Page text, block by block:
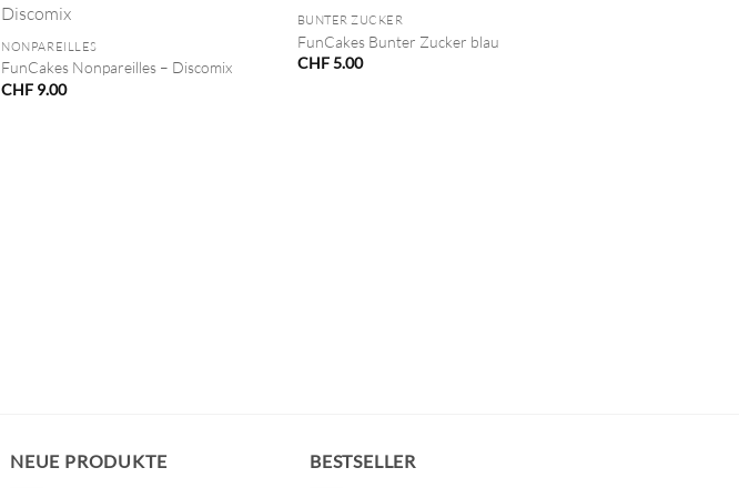
NONPAREILLES
FunCakes Nonpareilles – Discomix
CHF 9.00
NICHT VORRÄTIG
BUNTER ZUCKER
FunCakes Bunter Zucker blau
CHF5.00
NEUE PRODUKTE BESTSELLER